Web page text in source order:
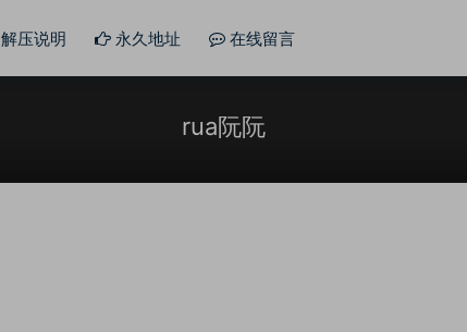
解压说明 永久地址 在线留言
rua阮阮